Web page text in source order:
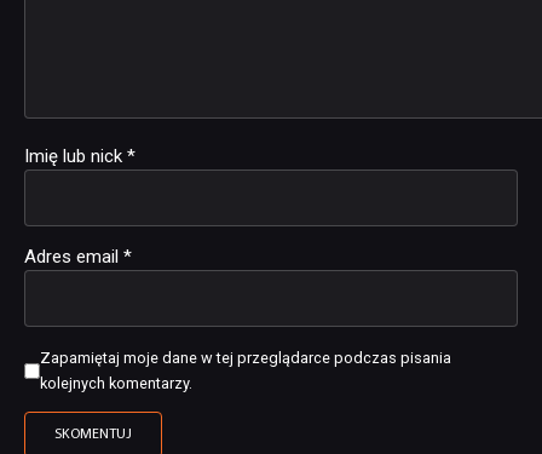
Imię lub nick *
Adres email *
Zapamiętaj moje dane w tej przeglądarce podczas pisania
kolejnych komentarzy.